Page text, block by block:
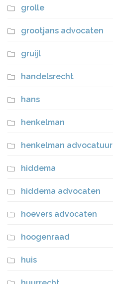
grolle
grootjans advocaten
gruijl
handelsrecht
hans
henkelman
henkelman advocatuur
hiddema
hiddema advocaten
hoevers advocaten
hoogenraad
huis